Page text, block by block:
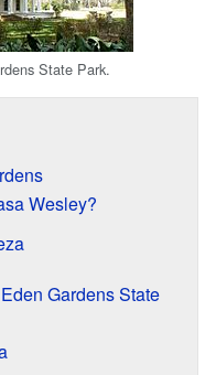
State Park.
Wesley?
Gardens State